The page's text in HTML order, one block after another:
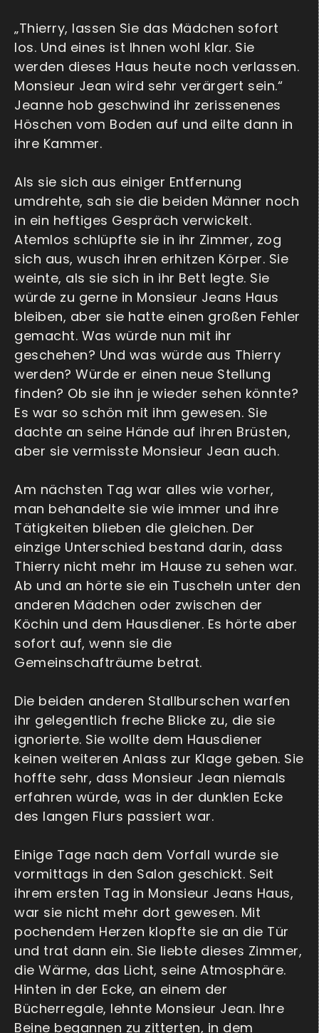
„Thierry, lassen Sie das Mädchen sofort
los. Und eines ist Ihnen wohl klar. Sie
werden dieses Haus heute noch verlassen.
Monsieur Jean wird sehr verärgert sein.“
Jeanne hob geschwind ihr zerissenenes
Höschen vom Boden auf und eilte dann in
ihre Kammer.
Als sie sich aus einiger Entfernung
umdrehte, sah sie die beiden Männer noch
in ein heftiges Gespräch verwickelt.
Atemlos schlüpfte sie in ihr Zimmer, zog
sich aus, wusch ihren erhitzen Körper. Sie
weinte, als sie sich in ihr Bett legte. Sie
würde zu gerne in Monsieur Jeans Haus
bleiben, aber sie hatte einen großen Fehler
gemacht. Was würde nun mit ihr
geschehen? Und was würde aus Thierry
werden? Würde er einen neue Stellung
finden? Ob sie ihn je wieder sehen könnte?
Es war so schön mit ihm gewesen. Sie
dachte an seine Hände auf ihren Brüsten,
aber sie vermisste Monsieur Jean auch.
Am nächsten Tag war alles wie vorher,
man behandelte sie wie immer und ihre
Tätigkeiten blieben die gleichen. Der
einzige Unterschied bestand darin, dass
Thierry nicht mehr im Hause zu sehen war.
Ab und an hörte sie ein Tuscheln unter den
anderen Mädchen oder zwischen der
Köchin und dem Hausdiener. Es hörte aber
sofort auf, wenn sie die
Gemeinschafträume betrat.
Die beiden anderen Stallburschen warfen
ihr gelegentlich freche Blicke zu, die sie
ignorierte. Sie wollte dem Hausdiener
keinen weiteren Anlass zur Klage geben. Sie
hoffte sehr, dass Monsieur Jean niemals
erfahren würde, was in der dunklen Ecke
des langen Flurs passiert war.
Einige Tage nach dem Vorfall wurde sie
vormittags in den Salon geschickt. Seit
ihrem ersten Tag in Monsieur Jeans Haus,
war sie nicht mehr dort gewesen. Mit
pochendem Herzen klopfte sie an die Tür
und trat dann ein. Sie liebte dieses Zimmer,
die Wärme, das Licht, seine Atmosphäre.
Hinten in der Ecke, an einem der
Bücherregale, lehnte Monsieur Jean. Ihre
Beine begannen zu zitterten, in dem